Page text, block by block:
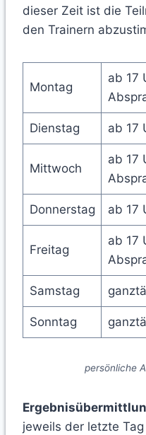
dieser Zeit ist die
den Trainern
Montag
ab 17
Dienstag ab 17
Mittwoch
ab 17
Donnerstag ab 17
Freitag
ab 17
Samstag
Sonntag
persönliche
jeweils der letzte